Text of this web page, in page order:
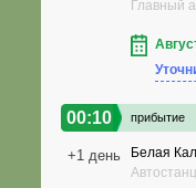
Главный
00:10 прибытие
+1 день
Белая